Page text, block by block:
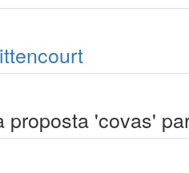
proposta 'covas'